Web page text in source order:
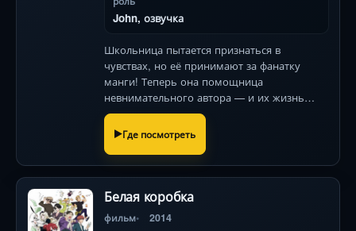
John, озвучка
Школьница пытается признаться в
чувствах, но её принимают за фанатку
манги! Теперь она помощница
невнимательного автора — и их жизнь
наполняется абсурдными комедийными
ситуациями.
Где посмотреть
Белая коробка
фильм 2014